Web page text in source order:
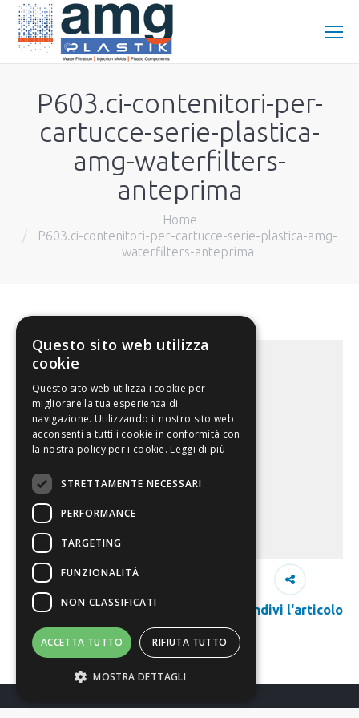
P603.ci-contenitori-per-
cartucce-serie-plastica-
amg-waterfilters-
anteprima
Home
P603.ci-contenitori-per-cartucce-serie-plastica-amg-
waterfilters-anteprima
Condivi l'articolo
Richiedi Info
Questo sito web utilizza
cookie
Questo sito web utilizza i cookie per
migliorare la tua esperienza di
navigazione. Utilizzando il nostro sito web
acconsenti a tutti i cookie in conformità con
la nostra policy per i cookie. Leggi di più
STRETTAMENTE NECESSARI
PERFORMANCE
TARGETING
FUNZIONALITÀ
NON CLASSIFICATI
ACCETTA TUTTO RIFIUTA TUTTO
MOSTRA DETTAGLI